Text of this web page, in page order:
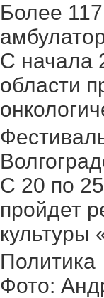
Более
С начала
области
С 20 по
пройдет
культуры
Политика
Фото: